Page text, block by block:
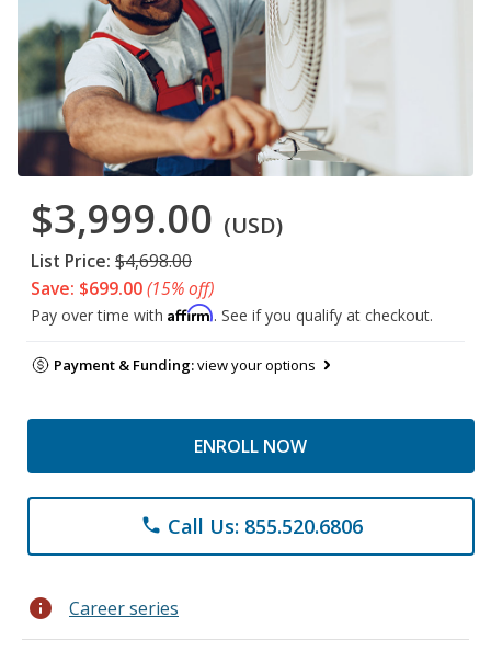
$3,999.00 (USD)
List Price: $4,698.00
Save: $699.00(15% off)
Pay over time with Affirm. See if you qualify at checkout.
Payment & Funding:view your options
ENROLL NOW
phone Call Us: 855.520.6806
info Career series